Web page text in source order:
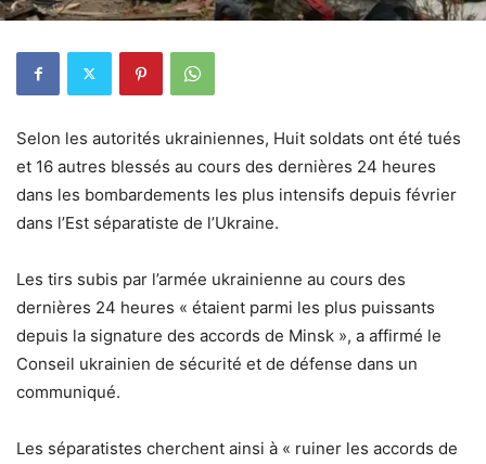
Selon les autorités ukrainiennes, Huit soldats ont été tués
et 16 autres blessés au cours des dernières 24 heures
dans les bombardements les plus intensifs depuis février
dans l’Est séparatiste de l’Ukraine.
Les tirs subis par l’armée ukrainienne au cours des
dernières 24 heures « étaient parmi les plus puissants
depuis la signature des accords de Minsk », a affirmé le
Conseil ukrainien de sécurité et de défense dans un
communiqué.
Les séparatistes cherchent ainsi à « ruiner les accords de